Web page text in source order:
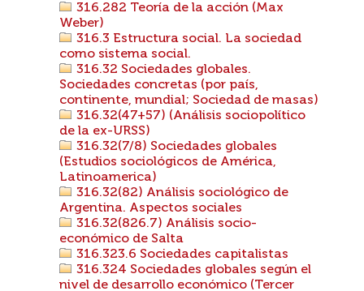
316.282 Teoría de la acción (Max
Weber)
316.3 Estructura social. La sociedad
como sistema social.
316.32 Sociedades globales.
Sociedades concretas (por país,
continente, mundial; Sociedad de masas)
316.32(47+57) (Análisis sociopolítico
de la ex-URSS)
316.32(7/8) Sociedades globales
(Estudios sociológicos de América,
Latinoamerica)
316.32(82) Análisis sociológico de
Argentina. Aspectos sociales
316.32(826.7) Análisis socio-
económico de Salta
316.323.6 Sociedades capitalistas
316.324 Sociedades globales según el
nivel de desarrollo económico (Tercer